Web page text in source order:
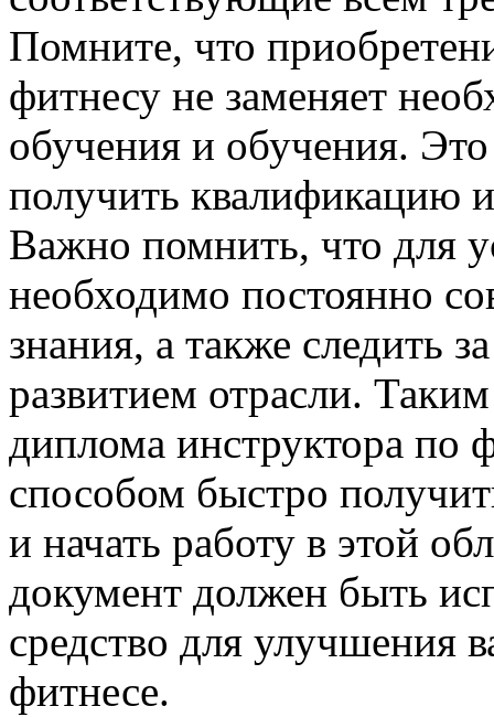
Помните, что
фитнесу не заменяет
обучения и обучения.
получить квалификацию
Важно помнить, что для
необходимо постоянно
знания, а также следить
развитием отрасли.
диплома инструктора по
способом быстро
и начать работу в этой
документ должен быть
средство для улучшения
фитнесе.